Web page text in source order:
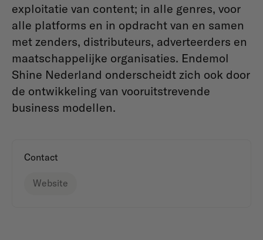
exploitatie van content; in alle genres, voor
alle platforms en in opdracht van en samen
met zenders, distributeurs, adverteerders en
maatschappelijke organisaties. Endemol
Shine Nederland onderscheidt zich ook door
de ontwikkeling van vooruitstrevende
business modellen.
Contact
Website